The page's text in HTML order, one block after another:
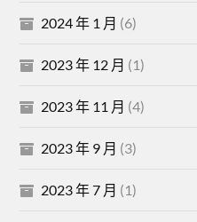
2024 年 1 月 (6)
2023 年 12 月 (1)
2023 年 11 月 (4)
2023 年 9 月 (3)
2023 年 7 月 (1)